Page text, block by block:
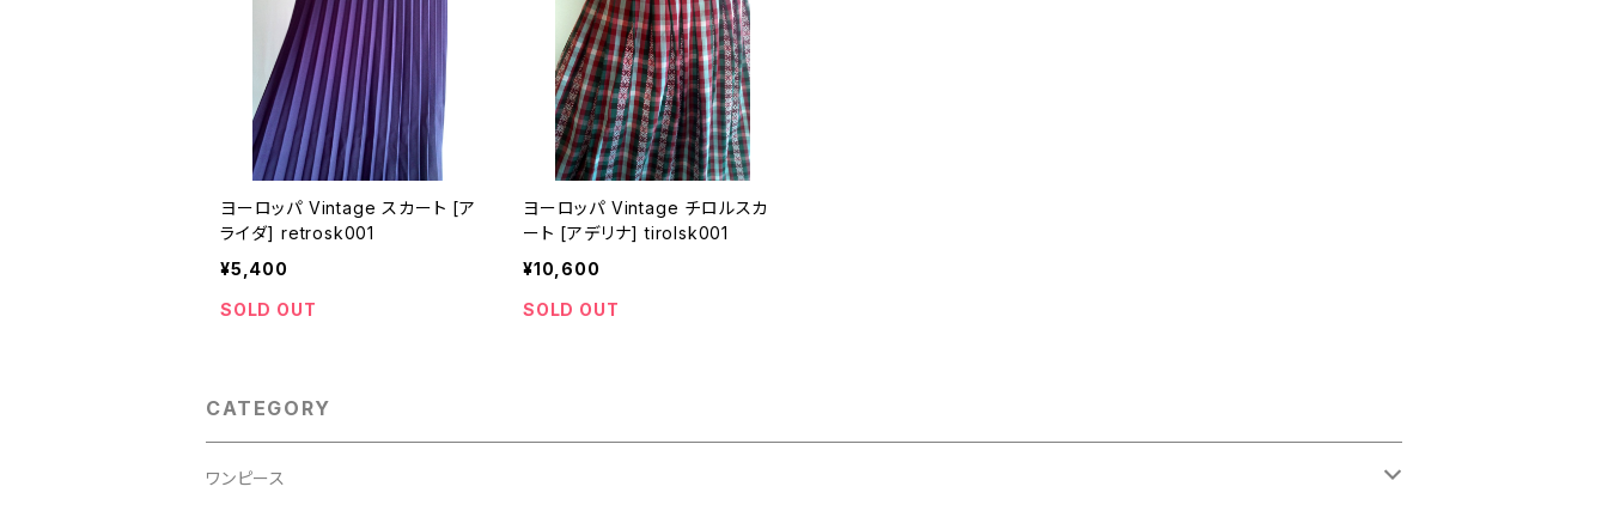
ヨーロッパ Vintage スカート [ア
ライダ] retrosk001
¥5,400
SOLD OUT
ヨーロッパ Vintage チロルスカ
ート [アデリナ] tirolsk001
¥10,600
SOLD OUT
CATEGORY
ワンピース